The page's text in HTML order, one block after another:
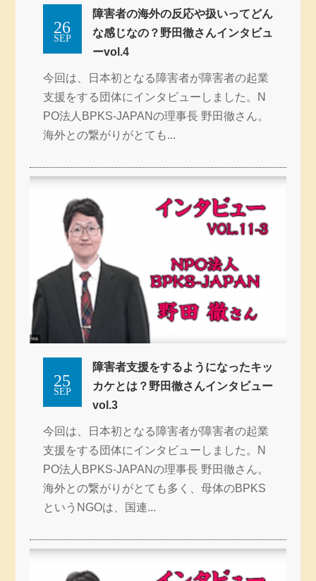
SEP
26
障害者の海外の反応や扱いってどん
な感じなの？野田徹さんインタビュ
ーvol.4
今回は、日本初となる障害者が障害者の起業
支援をする団体にインタビューしました。N
PO法人BPKS-JAPANの理事長 野田徹さん。
海外との繋がりがとても...
SEP
25
障害者支援をするようになったキッ
カケとは？野田徹さんインタビュー
vol.3
今回は、日本初となる障害者が障害者の起業
支援をする団体にインタビューしました。N
PO法人BPKS-JAPANの理事長 野田徹さん。
海外との繋がりがとても多く、母体のBPKS
というNGOは、国連...